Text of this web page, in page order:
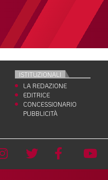
ISTITUZIONALI
LA REDAZIONE
EDITRICE
CONCESSIONARIO
PUBBLICITÀ